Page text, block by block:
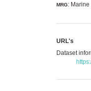
MRG:
URL's
Dataset